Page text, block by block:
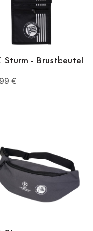
Sturm - Brustbeutel
€